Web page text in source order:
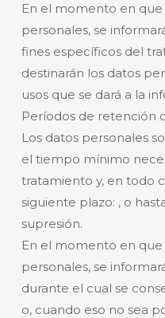
En el momento en
personales, se
fines específicos del
destinarán los datos
usos que se dará a la
Períodos de retención
Los datos personales
el tiempo mínimo
tratamiento y, en todo
siguiente plazo: , o
supresión.
En el momento en
personales, se
durante el cual se
o, cuando eso no sea